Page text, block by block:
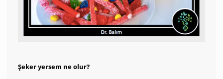
Şeker yersem ne olur?